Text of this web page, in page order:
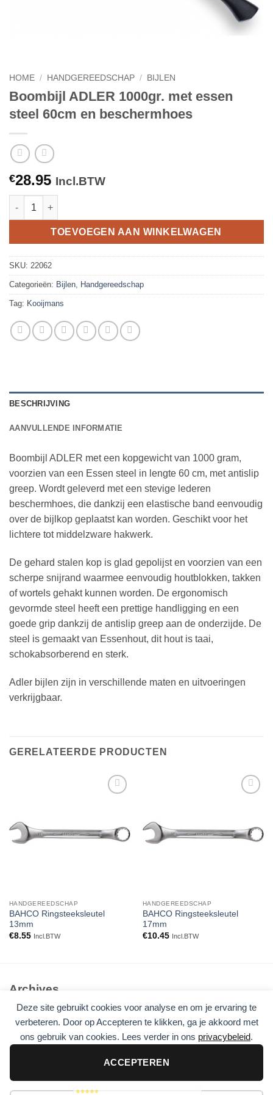
Deze site gebruikt cookies voor analyse en om je ervaring te
verbeteren. Door op Accepteren te klikken, ga je akkoord met
ons gebruik van cookies. Lees verder in ons privacybeleid.
ACCEPTEREN
HOME / HANDGEREEDSCHAP / BIJLEN
Boombijl ADLER 1000gr. met essen
steel 60cm en beschermhoes
€28.95 Incl.BTW
Boombijl ADLER 1000gr. met essen steel 60cm en
TOEVOEGEN AAN WINKELWAGEN
SKU: 22062
Categorieën: Bijlen, Handgereedschap
Tag: Kooijmans
BESCHRIJVING
AANVULLENDE INFORMATIE
Boombijl ADLER met een kopgewicht van 1000 gram,
voorzien van een Essen steel in lengte 60 cm, met antislip
greep. Wordt geleverd met een stevige lederen
beschermhoes, die dankzij een elastische band eenvoudig
over de bijlkop geplaatst kan worden. Geschikt voor het
lichtere tot middelzware hakwerk.
De gehard stalen kop is glad gepolijst en voorzien van een
scherpe snijrand waarmee eenvoudig houtblokken, takken
of wortels gehakt kunnen worden. De ergonomisch
gevormde steel heeft een prettige handligging en een
goede grip dankzij de antislip greep aan de onderzijde. De
steel is gemaakt van Essenhout, dit hout is taai,
schokabsorberend en sterk.
Adler bijlen zijn in verschillende maten en uitvoeringen
verkrijgbaar.
GERELATEERDE PRODUCTEN
HANDGEREEDSCHAP
BAHCO Ringsteeksleutel
13mm
€8.55 Incl.BTW
HANDGEREEDSCHAP
BAHCO Ringsteeksleutel
17mm
€10.45 Incl.BTW
Archives
Geen archieven om te tonen.
Categories